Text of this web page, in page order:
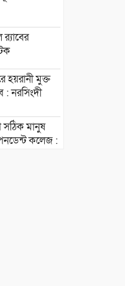
হয়রানী মুক্ত
: নরসিংদী
সঠিক মানুষ
কলেজ :
: